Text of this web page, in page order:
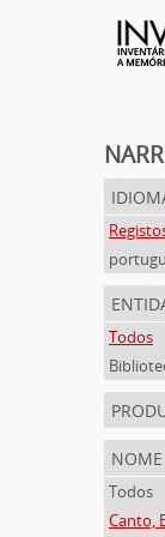
Todos
nome
Todos
Canto,